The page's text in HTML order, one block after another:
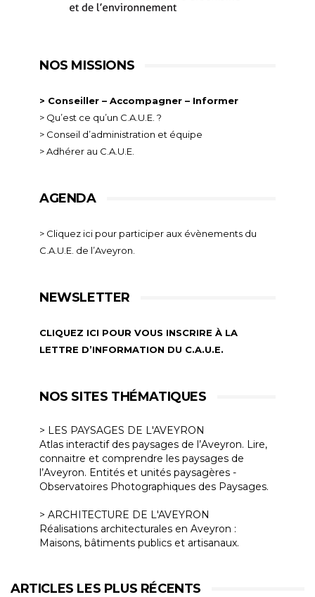
NOS MISSIONS
> Conseiller – Accompagner – Informer
> Qu’est ce qu’un C.A.U.E. ?
> Conseil d’administration et équipe
> Adhérer au C.A.U.E.
AGENDA
> Cliquez ici pour participer aux évènements du
C.A.U.E. de l’Aveyron.
NEWSLETTER
CLIQUEZ ICI POUR VOUS INSCRIRE À LA
LETTRE D’INFORMATION DU C.A.U.E.
NOS SITES THÉMATIQUES
> LES PAYSAGES DE L'AVEYRON
Atlas interactif des paysages de l’Aveyron. Lire,
connaitre et comprendre les paysages de
l’Aveyron. Entités et unités paysagères -
Observatoires Photographiques des Paysages.
> ARCHITECTURE DE L'AVEYRON
Réalisations architecturales en Aveyron :
Maisons, bâtiments publics et artisanaux.
ARTICLES LES PLUS RÉCENTS